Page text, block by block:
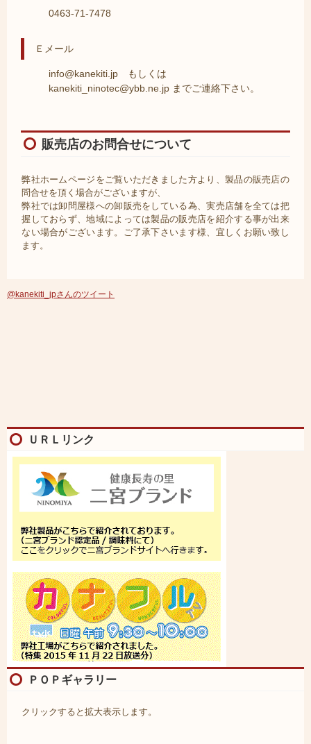
0463-71-7478
Ｅメール
info@kanekiti.jp もしくは
kanekiti_ninotec@ybb.ne.jp までご連絡下さい。
販売店のお問合せについて
弊社ホームページをご覧いただきました方より、製品の販売店の
問合せを頂く場合がございますが、
弊社では卸問屋様への卸販売をしている為、実売店舗を全ては把
握しておらず、地域によっては製品の販売店を紹介する事が出来
ない場合がございます。ご了承下さいます様、宜しくお願い致し
ます。
@kanekiti_jpさんのツイート
ＵＲＬリンク
ＰＯＰギャラリー
クリックすると拡大表示します。